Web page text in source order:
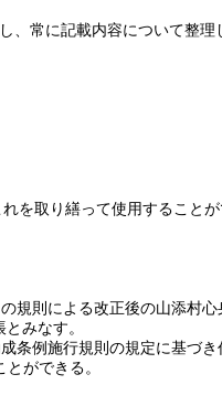
、常に記載内容について整理
を取り繕って使用することが
規則による改正後の山添村
みなす。
条例施行規則の規定に基づ
ができる。